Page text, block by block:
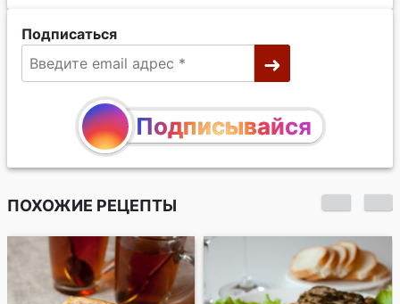
Подписаться
Подписывайся
ПОХОЖИЕ РЕЦЕПТЫ
Сэндвичи с курицей
и печеным перцем